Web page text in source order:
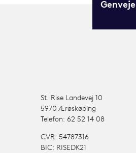
Genveje
St. Rise Landevej 10
5970 Ærøskøbing
Telefon: 62 52 14 08
CVR: 54787316
BIC: RISEDK21